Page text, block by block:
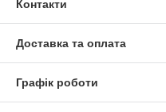
Контакти
Доставка та оплата
Графік роботи